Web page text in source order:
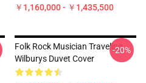
￥1,160,000 - ￥1,435,500
Folk Rock Musician Traveling
Wilburys Duvet Cover
-20%